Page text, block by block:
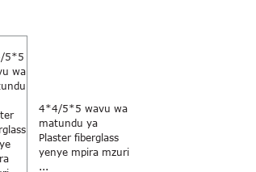
4*4/5*5 wavu wa
matundu ya
Plaster fiberglass
yenye mpira mzuri
...